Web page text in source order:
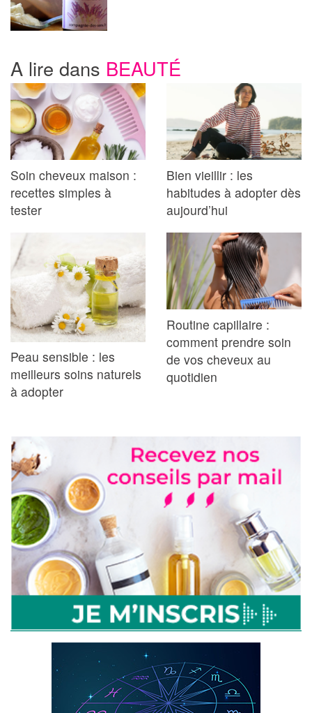
A lire dans BEAUTÉ
Soin cheveux maison :
recettes simples à
tester
Bien vieillir : les
habitudes à adopter dès
aujourd’hui
Peau sensible : les
meilleurs soins naturels
à adopter
Routine capillaire :
comment prendre soin
de vos cheveux au
quotidien